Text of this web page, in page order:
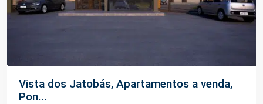
Vista dos Jatobás, Apartamentos a venda,
Pon...